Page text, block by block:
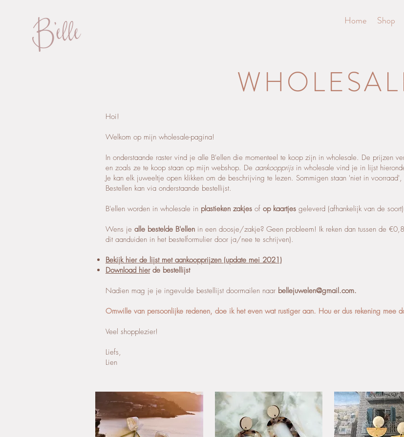
Home Shop
Hoi!
Welkom op mijn wholesale-pagina!
In onderstaande raster vind je alle B'ellen die momenteel te koop zijn in wholesale. De prijzen
en zoals ze te koop staan op mijn webshop. De aankoopprijs in wholesale vind je in lijst
Je kan elk juweeltje open klikken om de beschrijving te lezen. Sommigen staan 'niet in
Bestellen kan via onderstaande bestellijst.
B'ellen worden in wholesale in plastieken zakjes of op kaartjes geleverd (afhankelijk van de
Wens je alle bestelde B'ellen in een doosje/zakje? Geen probleem! Ik reken dan tussen de
dit aanduiden in het bestelformulier door ja/nee te schrijven).
Bekijk hier de lijst met aankoopprijzen (update mei 2021)
Download hier de bestellijst
Nadien mag je je ingevulde bestellijst doormailen naar bellejuwelen@gmail.com.
Omwille van persoonlijke redenen, doe ik het even wat rustiger aan. Hou er dus rekening mee
Veel shopplezier!
Liefs,
Lien